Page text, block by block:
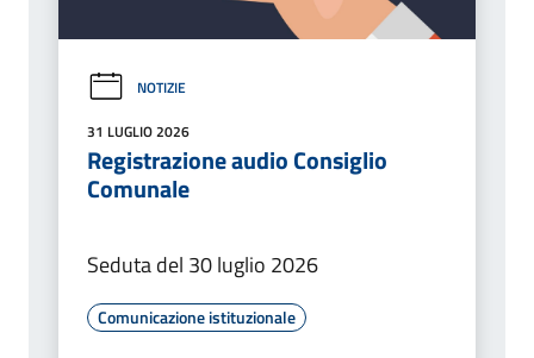
NOTIZIE
31 LUGLIO 2026
Registrazione audio Consiglio
Comunale
Seduta del 30 luglio 2026
Comunicazione istituzionale